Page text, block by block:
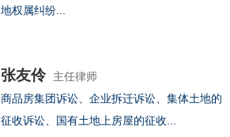
师，
律
师
协
会
师
其
法
院
实
部
地权属纠纷...
张友伶 主任律师
商品房集团诉讼、企业拆迁诉讼、集体土地的
征收诉讼、国有土地上房屋的征收...